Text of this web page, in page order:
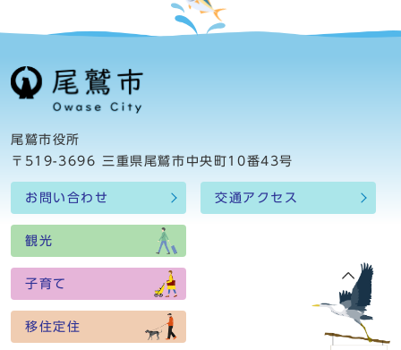
尾鷲市役所
〒519-3696 三重県尾鷲市中央町10番43号
お問い合わせ 交通アクセス
観光
子育て
移住定住